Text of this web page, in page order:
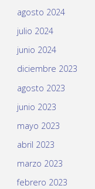
agosto 2024
julio 2024
junio 2024
diciembre 2023
agosto 2023
junio 2023
mayo 2023
abril 2023
marzo 2023
febrero 2023